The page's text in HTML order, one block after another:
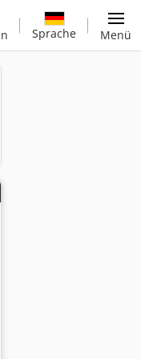
Sprache Menü